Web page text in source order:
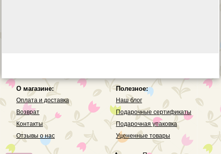
О магазине:
Оплата и доставка
Возврат
Контакты
Отзывы о нас
Полезное:
Наш блог
Подарочные сертификаты
Подарочная упаковка
Уцененные товары